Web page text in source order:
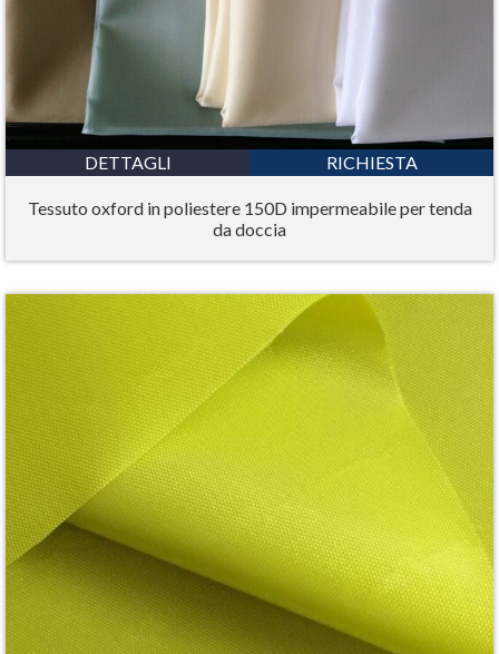
DETTAGLI RICHIESTA
Tessuto oxford in poliestere 150D impermeabile per tenda
da doccia